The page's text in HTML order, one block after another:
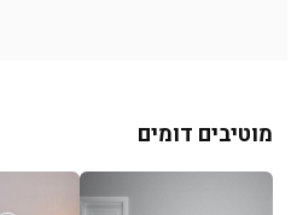
מוטיבים דומים